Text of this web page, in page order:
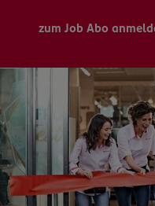
zum Job Abo